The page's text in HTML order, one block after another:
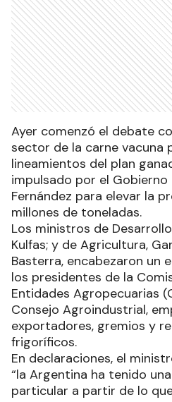
Ayer comenzó el debate
sector de la carne vacuna
lineamientos del plan
impulsado por el
Fernández para elevar la
millones de toneladas.
Los ministros de
Kulfas; y de Agricultura,
Basterra, encabezaron un
los presidentes de la
Entidades Agropecuarias
Consejo Agroindustrial,
exportadores, gremios y
frigoríficos.
En declaraciones, el
“la Argentina ha tenido
particular a partir de lo